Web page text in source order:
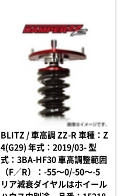
BLITZ / 車高調 ZZ-R 車種：Z
4(G29) 年式：2019/03- 型
式：3BA-HF30 車高調整範囲
（F／R）：-55～0/-50～-5
リア減衰ダイヤルはホイール